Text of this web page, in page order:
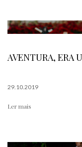
AVENTURA, ERA
29.10.2019
Ler mais